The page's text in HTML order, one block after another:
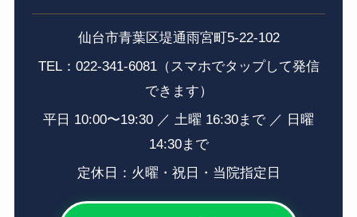
仙台市青葉区堤通雨宮町5-22-102
TEL：022-341-6081（スマホでタップして発信
できます）
平日 10:00〜19:30 ／ 土曜 16:30まで ／ 日曜
14:30まで
定休日：火曜・祝日・当院指定日